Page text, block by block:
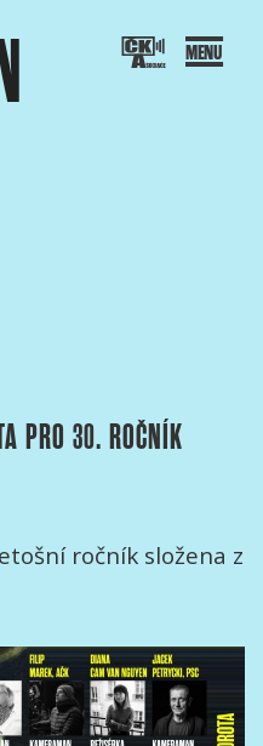
KAMERAMANŮ
PRO 30. ROČNÍK
ročník složena z